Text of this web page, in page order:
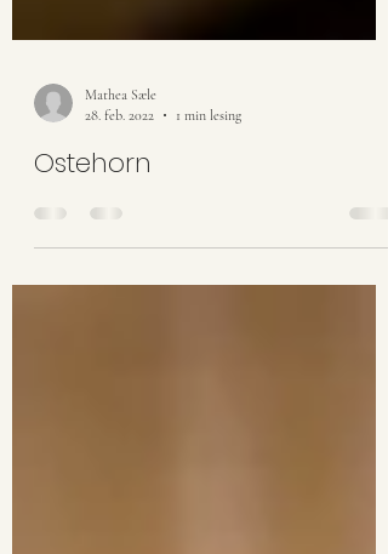
Mathea Sæle
28. feb. 2022
Ostehorn